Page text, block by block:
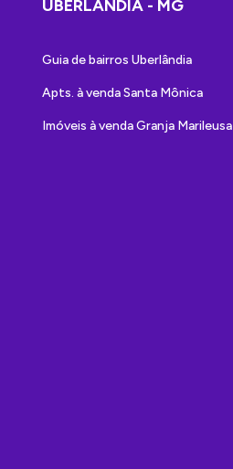
UBERLÂNDIA - MG
Guia de bairros Uberlândia
Apts. à venda Santa Mônica
Imóveis à venda Granja Marileusa